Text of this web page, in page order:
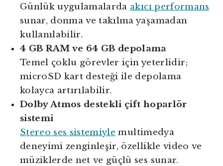
Günlük uygulamalarda akıcı performans
sunar, donma ve takılma yaşamadan
kullanılabilir.
4 GB RAM ve 64 GB depolama
Temel çoklu görevler için yeterlidir;
microSD kart desteği ile depolama
kolayca artırılabilir.
Dolby Atmos destekli çift hoparlör
sistemi
Stereo ses sistemiyle multimedya
deneyimi zenginleşir, özellikle video ve
müziklerde net ve güçlü ses sunar.